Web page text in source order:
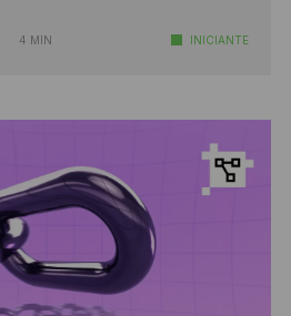
4 MIN INICIANTE